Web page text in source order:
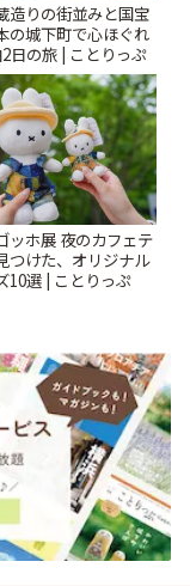
造りの街並みと国宝
の城下町で心ほぐれ
日の旅 | ことりっぷ
ッホ展 夜のカフェテ
つけた、オリジナル
10選 | ことりっぷ